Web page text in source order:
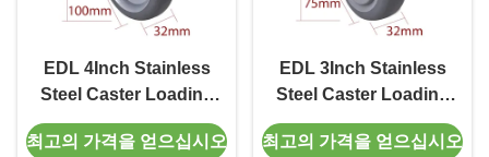
EDL 4Inch Stainless
Steel Caster Loading
150Kg with TPU
Wheel Threaded
최고의 가격을 얻으십시오
EDL 3Inch Stainless
Steel Caster Loading
150Kg with TPU
Wheel Threaded
최고의 가격을 얻으십시오